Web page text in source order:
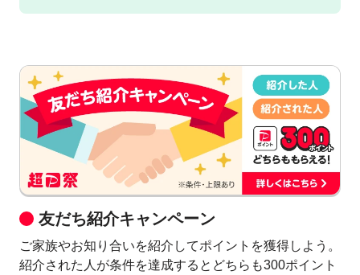
友だち紹介キャンペーン
ご家族やお知り合いを紹介してポイントを獲得しよう。
紹介された人が条件を達成するとどちらも300ポイント